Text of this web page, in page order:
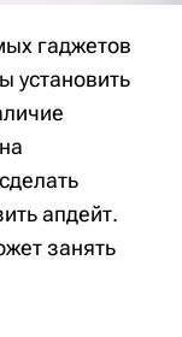
гаджетов
установить
апдейт.
занять